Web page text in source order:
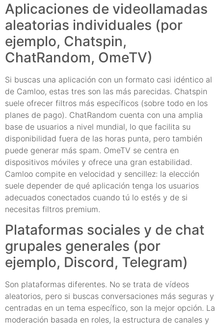
Aplicaciones de videollamadas
aleatorias individuales (por
ejemplo, Chatspin,
ChatRandom, OmeTV)
Si buscas una aplicación con un formato casi idéntico al
de Camloo, estas tres son las más parecidas. Chatspin
suele ofrecer filtros más específicos (sobre todo en los
planes de pago). ChatRandom cuenta con una amplia
base de usuarios a nivel mundial, lo que facilita su
disponibilidad fuera de las horas punta, pero también
puede generar más spam. OmeTV se centra en
dispositivos móviles y ofrece una gran estabilidad.
Camloo compite en velocidad y sencillez: la elección
suele depender de qué aplicación tenga los usuarios
adecuados conectados cuando tú lo estés y de si
necesitas filtros premium.
Plataformas sociales y de chat
grupales generales (por
ejemplo, Discord, Telegram)
Son plataformas diferentes. No se trata de vídeos
aleatorios, pero si buscas conversaciones más seguras y
centradas en un tema específico, son la mejor opción. La
moderación basada en roles, la estructura de canales y